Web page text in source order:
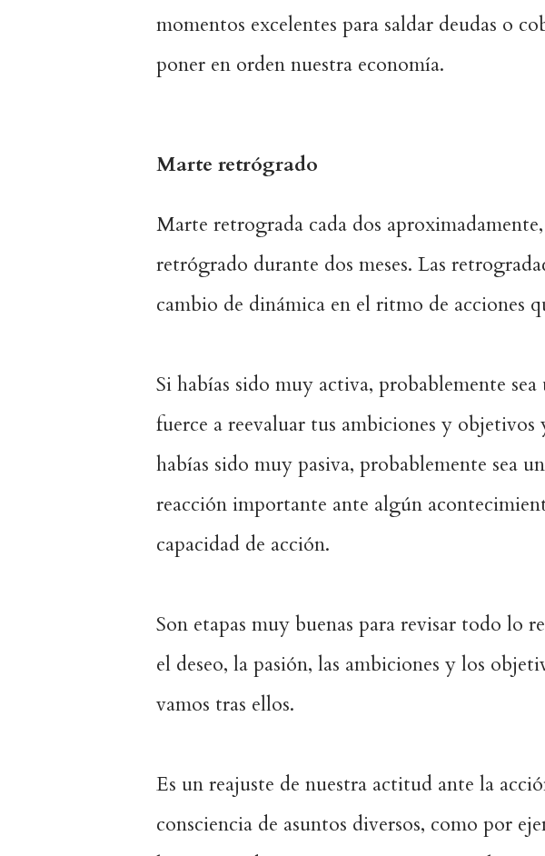
momentos excelentes para saldar deudas o
poner en orden nuestra economía.
Marte retrógrado
Marte retrograda cada dos
retrógrado durante dos meses. Las
cambio de dinámica en el ritmo de acciones
Si habías sido muy activa, probablemente
fuerce a reevaluar tus ambiciones y objetivos
habías sido muy pasiva, probablemente sea
reacción importante ante algún
capacidad de acción.
Son etapas muy buenas para revisar todo lo
el deseo, la pasión, las ambiciones y los
vamos tras ellos.
Es un reajuste de nuestra actitud ante la
consciencia de asuntos diversos, como por